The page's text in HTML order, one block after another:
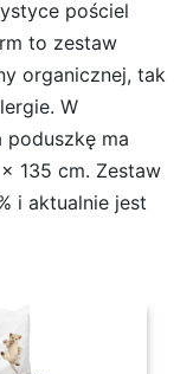
pościel
to zestaw
organicznej, tak
W
poduszkę ma
135 cm. Zestaw
i aktualnie jest